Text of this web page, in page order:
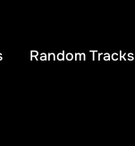
Random Tracks